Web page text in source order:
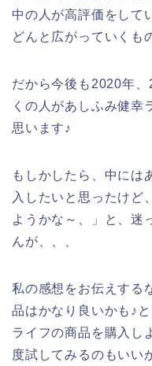
中の人が高評価をして
どんと広がっていくも
だから今後も2020年
くの人があしふみ健幸
思います♪
もしかしたら、中には
入したいと思ったけど
ようかな～、」と、迷
んが、、、
私の感想をお伝えする
品はかなり良いかも♪
ライフの商品を購入し
度試してみるのもいい